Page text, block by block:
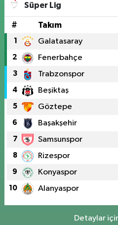
Süper Lig
# Takım
1 Galatasaray
2 Fenerbahçe
3 Trabzonspor
4 Beşiktaş
5 Göztepe
6 Başakşehir
7 Samsunspor
8 Rizespor
9 Konyaspor
10 Alanyaspor
Detaylar